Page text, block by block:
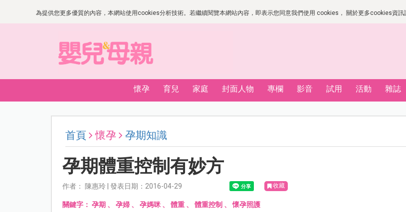
為提供您更多優質的內容，本網站使用cookies分析技術。若繼續閱覽本網站內容，即表示您同意我們使用 cookies， 關於更多cookies資訊
懷孕 育兒 家庭 封面人物 專欄 影音 試用 活動 雜誌
首頁 懷孕 孕期知識
孕期體重控制有妙方
作者： 陳惠玲 | 發表日期：2016-04-29 收藏
關鍵字： 孕期 、 孕婦、 孕媽咪、 體重、 體重控制 、懷孕照護